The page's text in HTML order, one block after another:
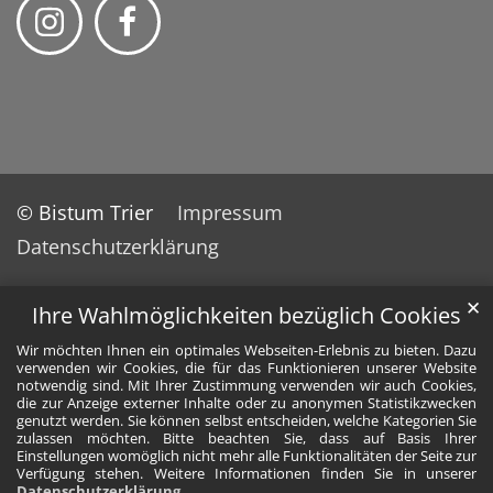
Ihre Wahlmöglichkeiten bezüglich Cookies
Wir möchten Ihnen ein optimales Webseiten-Erlebnis zu bieten. Dazu
verwenden wir Cookies, die für das Funktionieren unserer Website
notwendig sind. Mit Ihrer Zustimmung verwenden wir auch Cookies,
die zur Anzeige externer Inhalte oder zu anonymen Statistikzwecken
genutzt werden. Sie können selbst entscheiden, welche Kategorien Sie
zulassen möchten. Bitte beachten Sie, dass auf Basis Ihrer
Einstellungen womöglich nicht mehr alle Funktionalitäten der Seite zur
Verfügung stehen. Weitere Informationen finden Sie in unserer
✕
© Bistum Trier
Impressum
Datenschutzerklärung